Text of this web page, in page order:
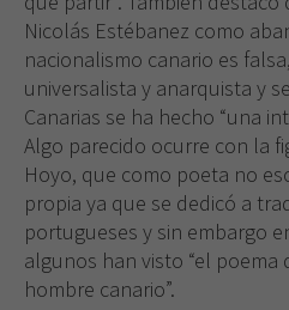
Nicolás Estébanez como
nacionalismo canario es
universalista y anarquista y
Canarias se ha hecho “una
Algo parecido ocurre con la
Hoyo, que como poeta no
propia ya que se dedicó a
portugueses y sin embargo
algunos han visto “el
hombre canario”.